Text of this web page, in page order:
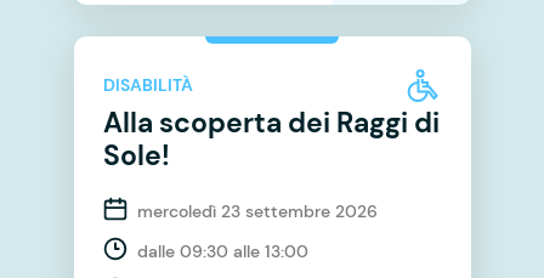
DISABILITÀ
Alla scoperta dei Raggi di
Sole!
mercoledì 23 settembre 2026
dalle 09:30 alle 13:00